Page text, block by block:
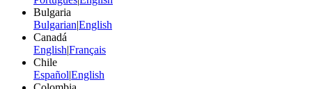
Bulgaria
BulgarianEnglish
Canadá
EnglishFrançais
Chile
EspañolEnglish